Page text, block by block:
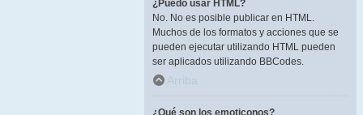
¿Puedo usar HTML?
No. No es posible publicar en HTML.
Muchos de los formatos y acciones que se
pueden ejecutar utilizando HTML pueden
ser aplicados utilizando BBCodes.
Arriba
¿Qué son los emoticonos?